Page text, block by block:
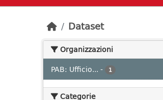
Dataset
Organizzazioni
PAB: Ufficio... - 1
Categorie